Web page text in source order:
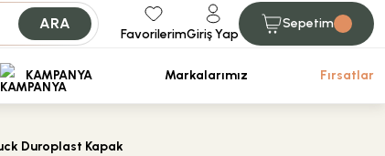
ARA
FavorilerimGiriş Yap
Sepetim
KAMPANYA Markalarımız Fırsatlar
Duroplast Kapak